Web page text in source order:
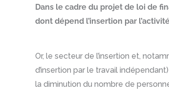
Dans le cadre du projet de loi de
dont dépend l’insertion par
Or, le secteur de l’insertion et,
d’insertion par le travail
la diminution du nombre de